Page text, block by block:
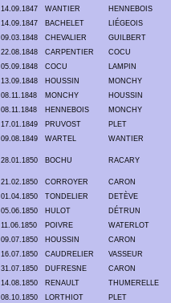
14.09.1847 WANTIER
HENNEBOIS
14.09.1847 BACHELET
LIÉGEOIS
09.03.1848 CHEVALIER
GUILBERT
22.08.1848 CARPENTIER
COCU
05.09.1848 COCU
LAMPIN
13.09.1848 HOUSSIN
MONCHY
08.11.1848 MONCHY
HOUSSIN
08.11.1848 HENNEBOIS
MONCHY
17.01.1849 PRUVOST
PLET
09.08.1849 WARTEL WANTIER
28.01.1850 BOCHU RACARY
21.02.1850 CORROYER
CARON
01.04.1850 TONDELIER
DETÈVE
05.06.1850 HULOT
DÉTRUN
11.06.1850 POIVRE
WATERLOT
09.07.1850 HOUSSIN
CARON
16.07.1850 CAUDRELIER
VASSEUR
31.07.1850 DUFRESNE
CARON
14.08.1850 RENAULT
THUMERELLE
08.10.1850 LORTHIOT
PLET